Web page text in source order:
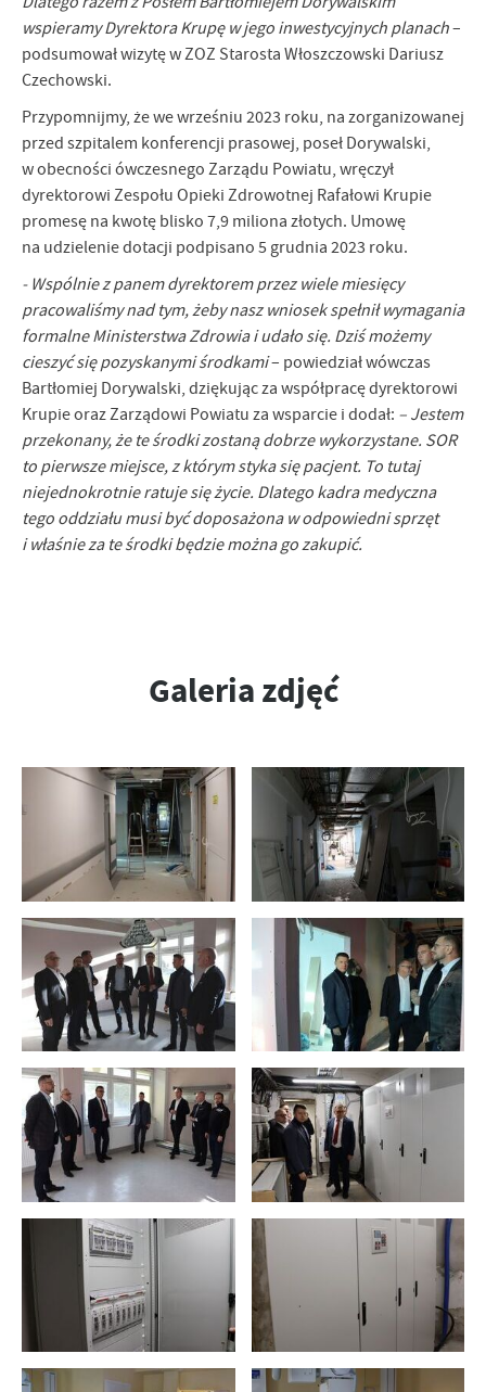
wspieramy Dyrektora Krupę w jego inwestycyjnych planach–
podsumował wizytę w ZOZ Starosta Włoszczowski Dariusz
Czechowski.
Przypomnijmy, że we wrześniu 2023 roku, na zorganizowanej
przed szpitalem konferencji prasowej, poseł Dorywalski,
w obecności ówczesnego Zarządu Powiatu, wręczył
dyrektorowi Zespołu Opieki Zdrowotnej Rafałowi Krupie
promesę na kwotę blisko 7,9 miliona złotych. Umowę
na udzielenie dotacji podpisano 5 grudnia 2023 roku.
- Wspólnie z panem dyrektorem przez wiele miesięcy
pracowaliśmy nad tym, żeby nasz wniosek spełnił wymagania
formalne Ministerstwa Zdrowia i udało się. Dziś możemy
cieszyć się pozyskanymi środkami– powiedział wówczas
Bartłomiej Dorywalski, dziękując za współpracę dyrektorowi
Krupie oraz Zarządowi Powiatu za wsparcie i dodał: – Jestem
przekonany, że te środki zostaną dobrze wykorzystane. SOR
to pierwsze miejsce, z którym styka się pacjent. To tutaj
niejednokrotnie ratuje się życie. Dlatego kadra medyczna
tego oddziału musi być doposażona w odpowiedni sprzęt
i właśnie za te środki będzie można go zakupić.
Galeria zdjęć